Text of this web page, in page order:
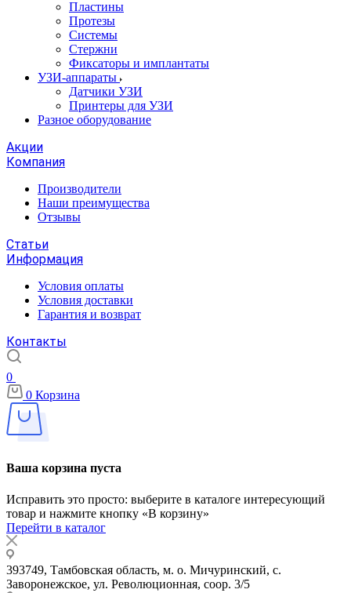
Пластины
Протезы
Системы
Стержни
Фиксаторы и имплантаты
УЗИ-аппараты
Датчики УЗИ
Принтеры для УЗИ
Разное оборудование
Акции
Компания
Производители
Наши преимущества
Отзывы
Статьи
Информация
Условия оплаты
Условия доставки
Гарантия и возврат
Контакты
0
0 Корзина
Ваша корзина пуста
Исправить это просто: выберите в каталоге интересующий
товар и нажмите кнопку «В корзину»
Перейти в каталог
393749, Тамбовская область, м. о. Мичуринский, с.
Заворонежское, ул. Революционная, соор. 3/5